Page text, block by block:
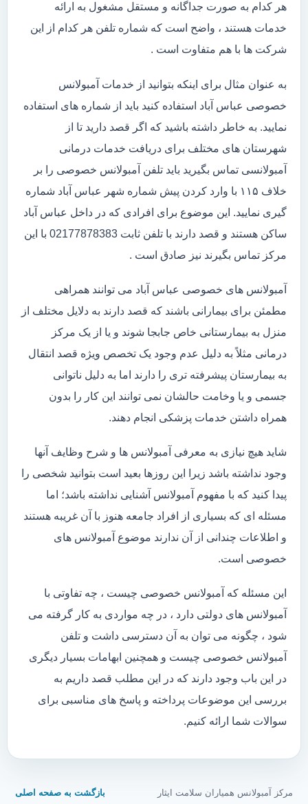
هر کدام به صورت جداگانه و مستقل مشغول به ارائه
خدمات هستند ، واضح است که شماره تلفن هر کدام از این
شرکت ها با هم متفاوت است .
به عنوان مثال برای اینکه بتوانید از خدمات آمبولانس
خصوصی عباس آباد استفاده کنید باید از شماره های استفاده
نمایید. به خاطر داشته باشید که اگر قصد دارید تا از
شهرستان های مختلف برای دریافت خدمات درمانی
آمبولانسی تماس بگیرید باید تلفن آمبولانس خصوصی را بر
خلاف ۱۱۵ با وارد کردن پیش شماره شهر عباس آباد شماره
گیری نمایید. این موضوع برای افرادی که در داخل عباس آباد
ساکن هستند و قصد دارند با تلفن ثابت 02177878383 با این
مرکز تماس بگیرند نیز صادق است .
آمبولانس های خصوصی عباس آباد می توانند همراهی
مطمئن برای بیمارانی باشند که قصد دارند به دلایل مختلف از
منزل به بیمارستانی خاص جابجا شوند و یا از یک مرکز
درمانی مثلاً به دلیل عدم وجود یک تخصص ویژه قصد انتقال
به بیمارستان پیشرفته تری را دارند اما به دلیل ناتوانی
جسمی و یا وخامت حالشان نمی توانند این کار را بدون
همراه داشتن خدمات پزشکی انجام دهند.
شاید هیچ نیازی به معرفی آمبولانس ها و شرح وظایف آنها
وجود نداشته باشد زیرا این روزها بعید است بتوانید شخصی را
پیدا کنید که با مفهوم آمبولانس آشنایی نداشته باشد؛ اما
مسئله ای که بسیاری از افراد جامعه هنوز با آن غریبه هستند
و اطلاعات چندانی از آن ندارند موضوع آمبولانس های
خصوصی است.
این مسئله که آمبولانس خصوصی چیست ، چه تفاوتی با
آمبولانس های دولتی دارد ، در چه مواردی به کار گرفته می
شود ، چگونه می توان به آن دسترسی داشت و تلفن
آمبولانس خصوصی چیست و همچنین ابهامات بسیار دیگری
در این باب وجود دارند که در این مطلب قصد داریم به
بررسی این موضوعات پرداخته و پاسخ های مناسبی برای
سوالات شما ارائه کنیم.
مرکز آمبولانس همیاران سلامت ایثار بازگشت به صفحه اصلی